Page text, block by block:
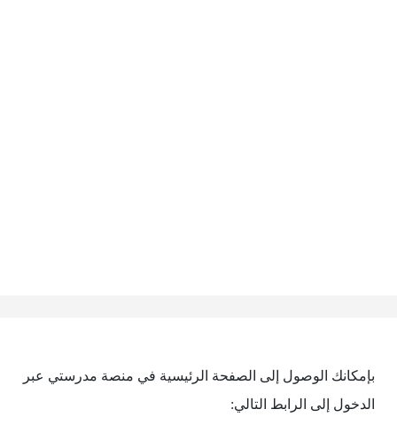
بإمكانك الوصول إلى الصفحة الرئيسية في منصة مدرستي عبر
الدخول إلى الرابط التالي: